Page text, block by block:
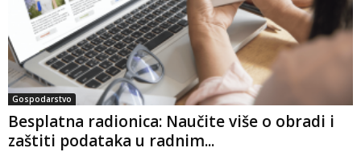
Gospodarstvo
Besplatna radionica: Naučite više o obradi i
zaštiti podataka u radnim...